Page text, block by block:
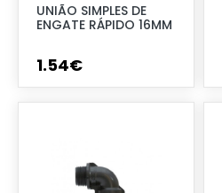
UNIÃO SIMPLES DE
ENGATE RÁPIDO 16MM
1.54€